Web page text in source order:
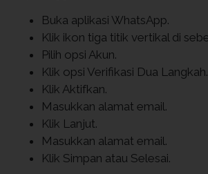
Buka aplikasi WhatsApp.
Klik ikon tiga titik vertikal di
Pilih opsi Akun.
Klik opsi Verifikasi Dua Langkah.
Klik Aktifkan.
Masukkan alamat email.
Klik Lanjut.
Masukkan alamat email.
Klik Simpan atau Selesai.